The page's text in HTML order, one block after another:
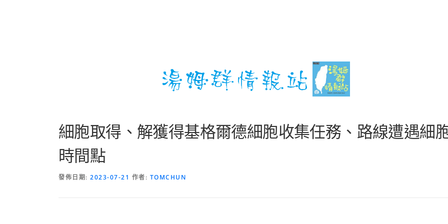
細胞取得、解獲得基格爾德細胞收集任務、路線遭遇細
時間點
發佈日期: 2023-07-21 作者: TOMCHUN